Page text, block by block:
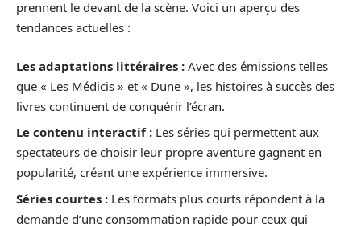
prennent le devant de la scène. Voici un aperçu des
tendances actuelles :
Les adaptations littéraires : Avec des émissions telles
que « Les Médicis » et « Dune », les histoires à succès des
livres continuent de conquérir l’écran.
Le contenu interactif : Les séries qui permettent aux
spectateurs de choisir leur propre aventure gagnent en
popularité, créant une expérience immersive.
Séries courtes : Les formats plus courts répondent à la
demande d’une consommation rapide pour ceux qui